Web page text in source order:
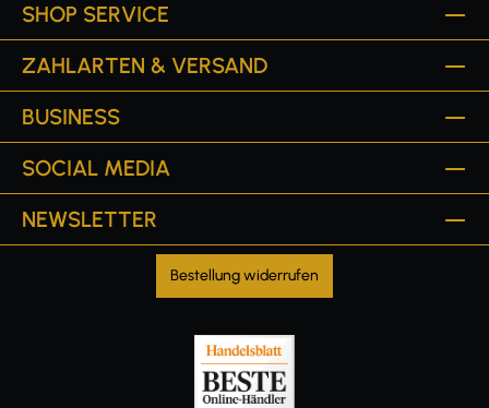
SHOP SERVICE
ZAHLARTEN & VERSAND
BUSINESS
SOCIAL MEDIA
NEWSLETTER
Bestellung widerrufen